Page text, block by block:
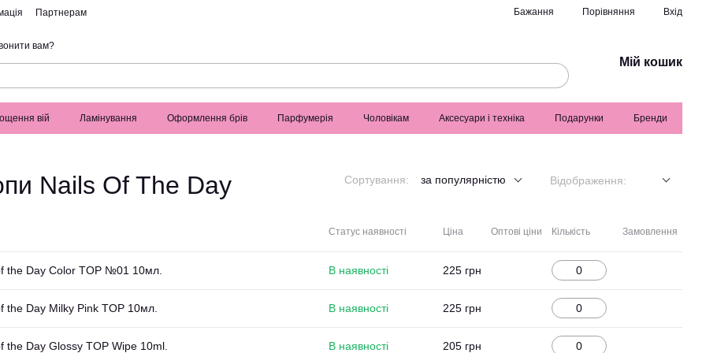
Партнерам Бажання Порівняння Вхід
вам?
Мій кошик
вій Ламінування Оформлення брів Парфумерія Чоловікам Аксесуари і техніка Подарунки Бренди
Nails Of The Day Сортування: за популярністю Відображення:
Статус наявності Ціна Оптові ціни Кількість Замовлення
the Day Color TOP №01 10мл. В наявності 225 грн
the Day Milky Pink TOP 10мл. В наявності 225 грн
the Day Glossy TOP Wipe 10ml. В наявності 205 грн